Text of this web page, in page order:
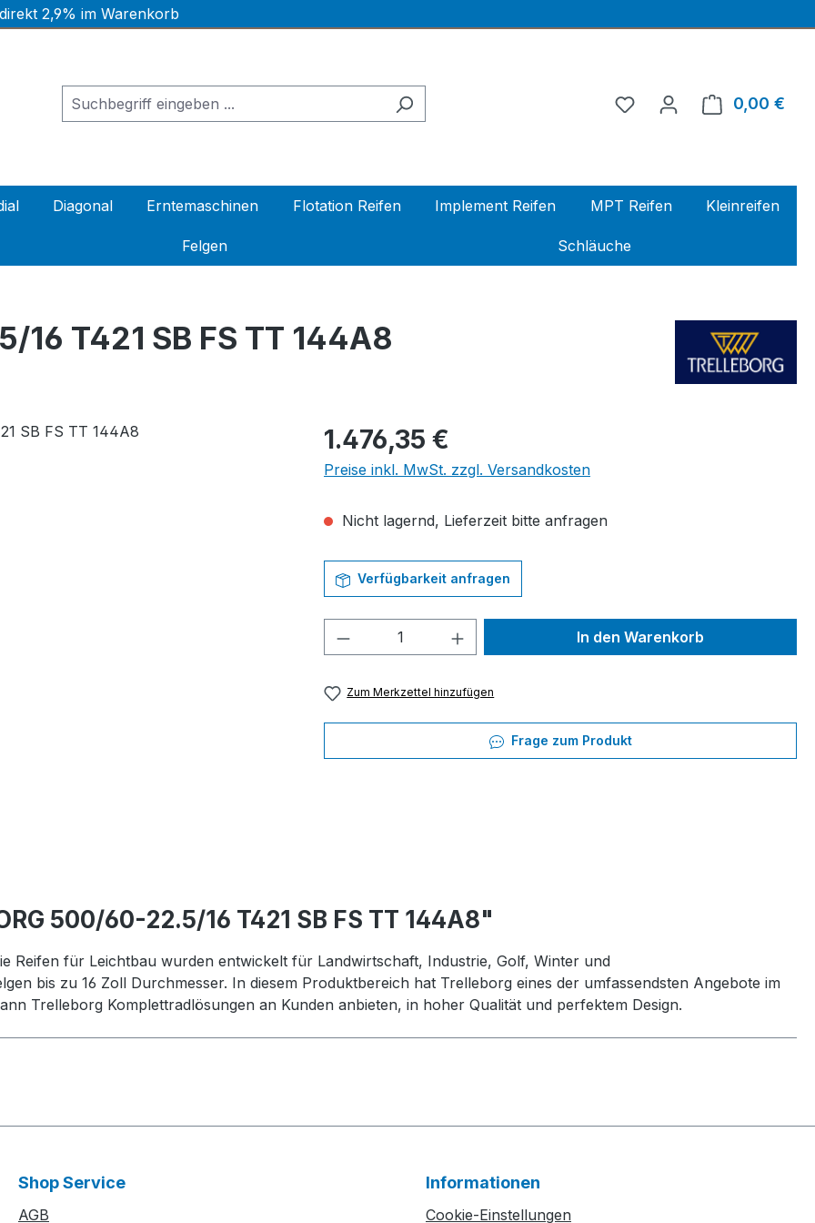
2,9% im Warenkorb
0,00 €
Diagonal Erntemaschinen Flotation Reifen Implement Reifen MPT Reifen Kleinreifen
Felgen Schläuche
16 T421 SB FS TT 144A8
Regulärer Preis:
1.476,35 €
Preise inkl. MwSt. zzgl. Versandkosten
Nicht lagernd, Lieferzeit bitte anfragen
Verfügbarkeit anfragen
Produkt Anzahl: Gib den gewünschten Wert
In den Warenkorb
Zum Merkzettel hinzufügen
Frage zum Produkt
500/60-22.5/16 T421 SB FS TT 144A8"
Reifen für Leichtbau wurden entwickelt für Landwirtschaft, Industrie, Golf, Winter und
bis zu 16 Zoll Durchmesser. In diesem Produktbereich hat Trelleborg eines der umfassendsten Angebote im
Trelleborg Komplettradlösungen an Kunden anbieten, in hoher Qualität und perfektem Design.
Shop Service
AGB
Informationen
Cookie-Einstellungen